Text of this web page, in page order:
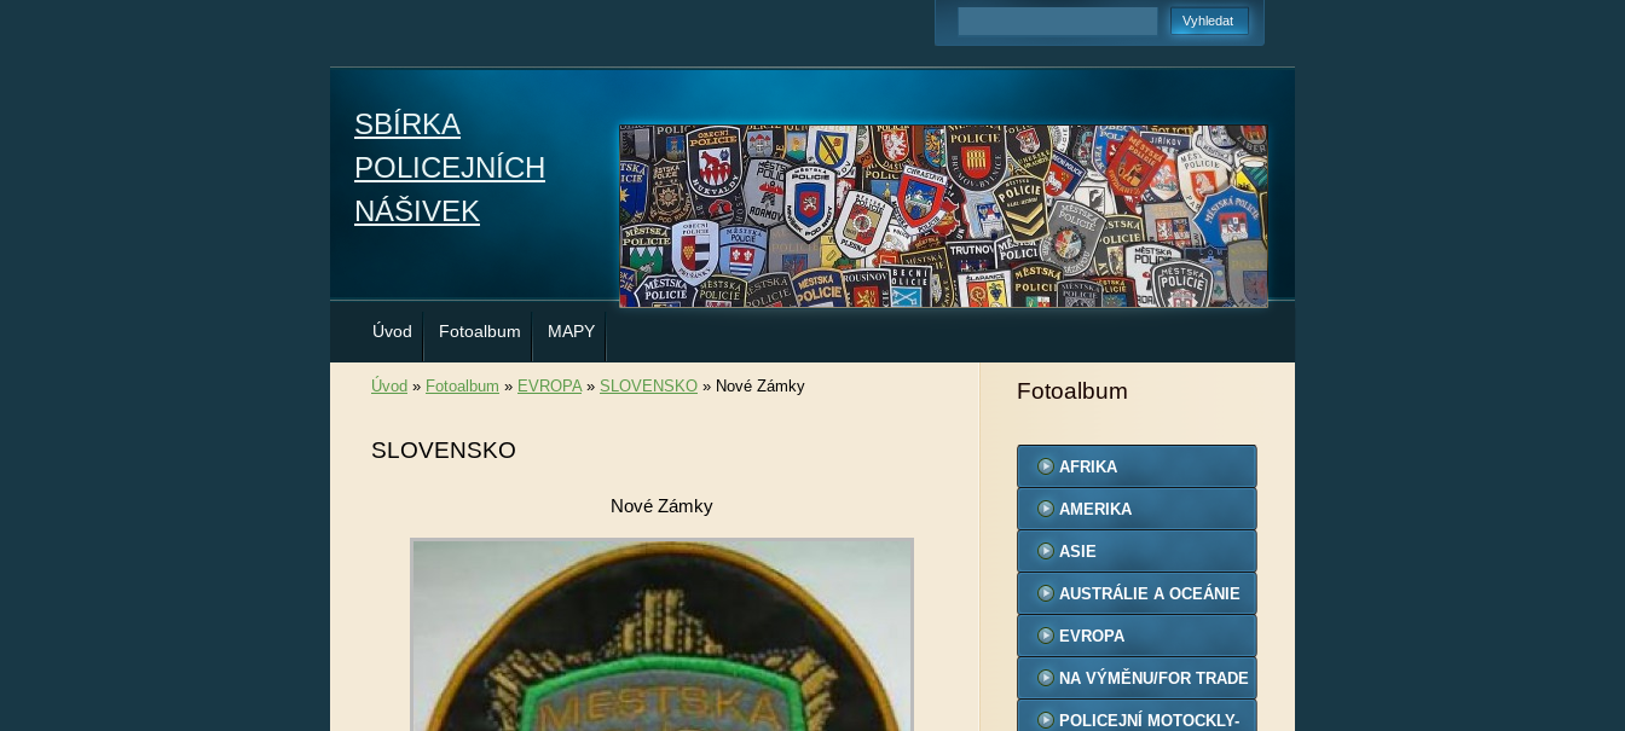
SBÍRKA
POLICEJNÍCH
NÁŠIVEK
Úvod Fotoalbum MAPY
Úvod » Fotoalbum » EVROPA» SLOVENSKO » Nové Zámky
SLOVENSKO
Nové Zámky
Fotoalbum
AFRIKA
AMERIKA
ASIE
AUSTRÁLIE A OCEÁNIE
EVROPA
NA VÝMĚNU/FOR TRADE
POLICEJNÍ MOTOCKLY-